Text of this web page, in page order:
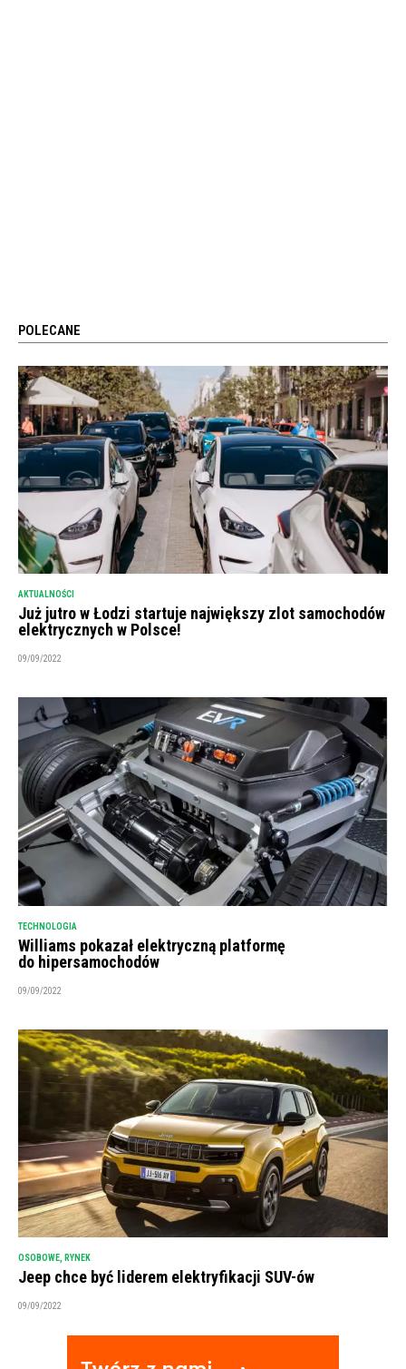
POLECANE
AKTUALNOŚCI
Już jutro w Łodzi startuje największy zlot samochodów
elektrycznych w Polsce!
09/09/2022
TECHNOLOGIA
Williams pokazał elektryczną platformę
do hipersamochodów
09/09/2022
OSOBOWE, RYNEK
Jeep chce być liderem elektryfikacji SUV-ów
09/09/2022